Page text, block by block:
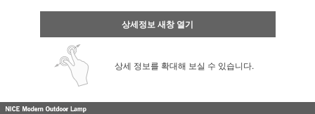
상세정보 새창 열기
상세 정보를 확대해 보실 수 있습니다.